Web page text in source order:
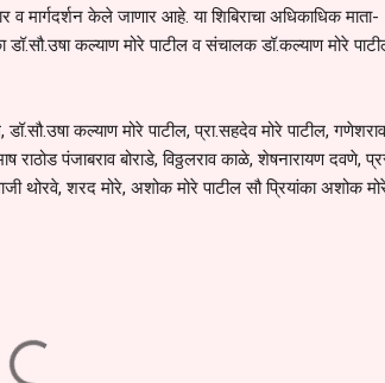
मार्गदर्शन केले जाणार आहे. या शिबिराचा अधिकाधिक माता-
कल्याण मोरे पाटील व संचालक डॉ.कल्याण मोरे
कल्याण मोरे पाटील, प्रा.सहदेव मोरे पाटील,
राठोड पंजाबराव बोराडे, विठ्ठलराव काळे, शेषनारायण दवणे,
थोरवे, शरद मोरे, अशोक मोरे पाटील सौ प्रियांका अशोक